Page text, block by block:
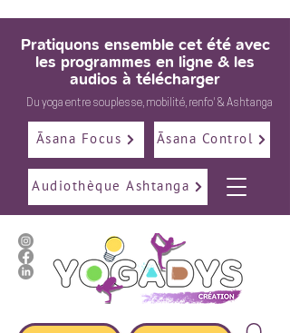
Pratiquons ensemble cet été avec
les programmes en ligne & les
audios à télécharger
Du yoga entre souplesse, mobilité, renfo' &Ashtanga
Āsana Focus Āsana Control
Audiothèque Ashtanga